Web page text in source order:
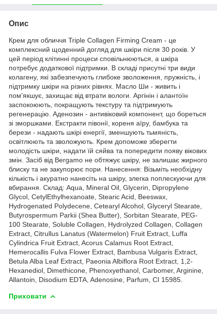
Опис
Крем для обличчя Triple Collagen Firming Cream - це
комплексний щоденний догляд для шкіри після 30 років. У
цей період клітинні процеси сповільнюються, а шкіра
потребує додаткової підтримки. В складі присутні три види
колагену, які забезпечують глибоке зволоження, пружність, і
підтримку шкіри на різних рівнях. Масло Ши - живить і
пом'якшує, захищає від втрати вологи. Аргінін і алантоїн
заспокоюють, покращують текстуру та підтримують
регенерацію. Аденозин - антивіковий компонент, що бореться
зі зморшками. Екстракти півонії, кореня аїру, бамбука та
берези - надають шкірі енергії, зменшують тьмяність,
освітлюють та зволожують. Крем допоможе зберегти
молодість шкіри, надати їй сяйва та попередити появу вікових
змін. Засіб від Bergamo не обтяжує шкіру, не залишає жирного
блиску та не закупорює пори. Нанесення: Візьміть необхідну
кількість і акуратно нанесіть на шкіру, злегка поплескуючи для
вбирання. Склад: Aqua, Mineral Oil, Glycerin, Dipropylene
Glycol, CetylEthylhexanoate, Stearic Acid, Beeswax,
Hydrogenated Polydecene, Cetearyl Alcohol, Glyceryl Stearate,
Butyrospermum Parkii (Shea Butter), Sorbitan Stearate, PEG-
100 Stearate, Soluble Collagen, Hydrolyzed Collagen, Collagen
Extract, Citrullus Lanatus (Watermelon) Fruit Extract, Luffa
Cylindrica Fruit Extract, Acorus Calamus Root Extract,
Hemerocallis Fulva Flower Extract, Bambusa Vulgaris Extract,
Betula Alba Leaf Extract, Paeonia Albiflora Root Extract, 1,2-
Hexanediol, Dimethicone, Phenoxyethanol, Carbomer, Arginine,
Allantoin, Disodium EDTA, Adenosine, Parfum, CI 15985.
Приховати